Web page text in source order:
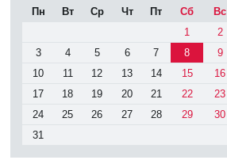
Пн Вт Ср Чт Пт Сб
Вс
1
2
3
4 5 6 7 8
9
10
11 12 13 14 15
16
17
18 19 20 21 22
23
24
25 26 27 28 29
30
31